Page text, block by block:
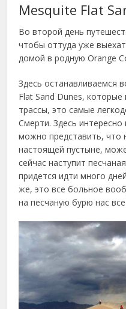
Mesquite Flat
Во второй день
чтобы оттуда уже
домой в родную Orange
Здесь останавливаемся
Flat Sand Dunes, которые
трассы, это самые
Смерти. Здесь интересно
можно представить, что
настоящей пустыне,
сейчас наступит
придется идти много
же, это все больное
на песчаную бурю нас